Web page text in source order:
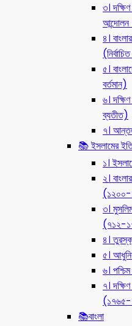
৩।
৪।
৫।
বর্তমান)
৬।
ব্যতীত)
৭।
📚 ইসলামের
১।
২।
(১২০০-
৩।
(৭১২-
৪।
৫।
৬।
৭।
📚বাংলা